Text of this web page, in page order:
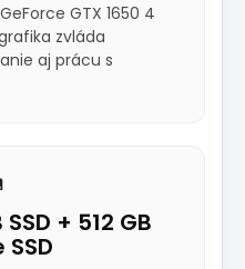
GTX 1650 4
zvláda
aj prácu s
+ 512 GB
SSD